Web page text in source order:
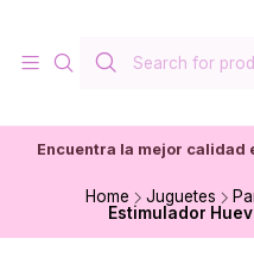
Encuentra la mejor
Home Juguetes
Estimulador